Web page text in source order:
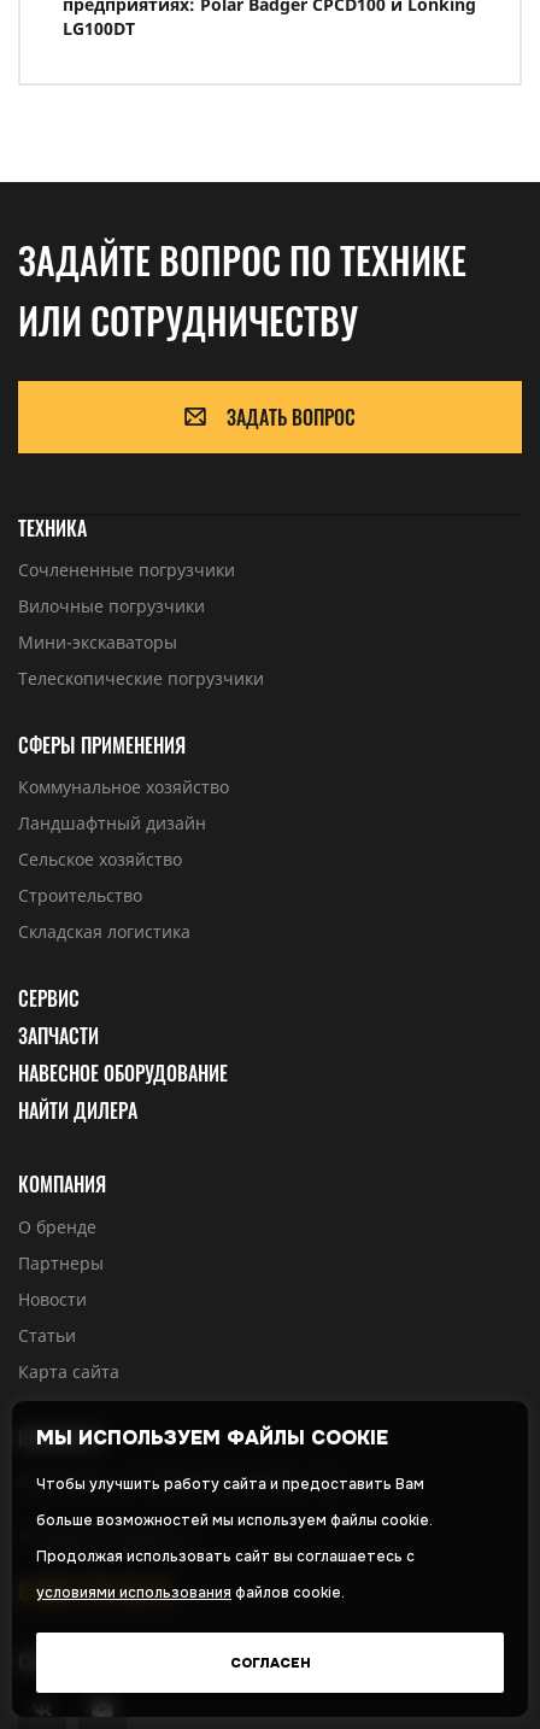
LG100DT
ЗАДАЙТЕ ВОПРОС ПО ТЕХНИКЕ
ИЛИ СОТРУДНИЧЕСТВУ
ЗАДАТЬ ВОПРОС
ТЕХНИКА
Сочлененные погрузчики
Вилочные погрузчики
Мини-экскаваторы
Телескопические погрузчики
СФЕРЫ ПРИМЕНЕНИЯ
Коммунальное хозяйство
Ландшафтный дизайн
Сельское хозяйство
Строительство
Складская логистика
СЕРВИС
ЗАПЧАСТИ
НАВЕСНОЕ ОБОРУДОВАНИЕ
НАЙТИ ДИЛЕРА
КОМПАНИЯ
О бренде
Партнеры
Новости
Статьи
Карта сайта
КОНТАКТЫ
Ярославль, ул. Павлика Морозова, 14А
8 800 775 26 01
МЫ ИСПОЛЬЗУЕМ ФАЙЛЫ COOKIE
Чтобы улучшить работу сайта и предоставить Вам
больше возможностей мы используем файлы cookie.
Продолжая использовать сайт вы соглашаетесь с
условиями использования файлов cookie.
СОГЛАСЕН